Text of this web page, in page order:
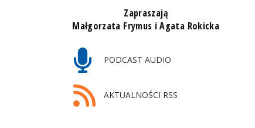
Zapraszają
Małgorzata Frymus i Agata Rokicka
PODCAST AUDIO
AKTUALNOŚCI RSS